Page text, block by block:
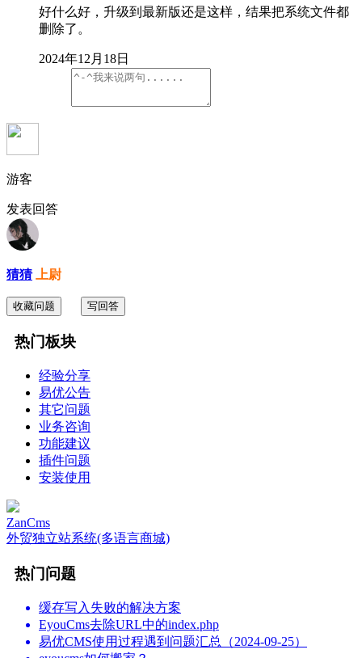
好什么好，升级到最新版还是这样，结果把系统文件都
删除了。
2024年12月18日
游客
发表回答
猜猜上尉
收藏问题 写回答
热门板块
经验分享
易优公告
其它问题
业务咨询
功能建议
插件问题
安装使用
ZanCms
外贸独立站系统(多语言商城)
热门问题
缓存写入失败的解决方案
EyouCms去除URL中的index.php
易优CMS使用过程遇到问题汇总（2024-09-25）